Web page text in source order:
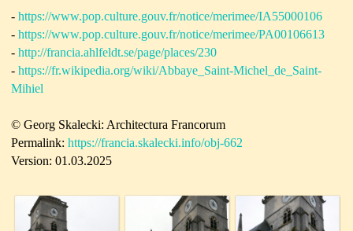
- https://www.pop.culture.gouv.fr/notice/merimee/IA55000106
- https://www.pop.culture.gouv.fr/notice/merimee/PA00106613
- http://francia.ahlfeldt.se/page/places/230
- https://fr.wikipedia.org/wiki/Abbaye_Saint-Michel_de_Saint-
Mihiel
© Georg Skalecki: Architectura Francorum
Permalink: https://francia.skalecki.info/obj-662
Version: 01.03.2025